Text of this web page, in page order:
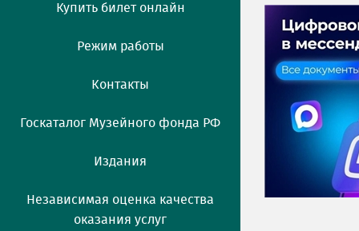
Купить билет онлайн
Режим работы
Контакты
Госкаталог Музейного фонда РФ
Издания
Независимая оценка качества
оказания услуг